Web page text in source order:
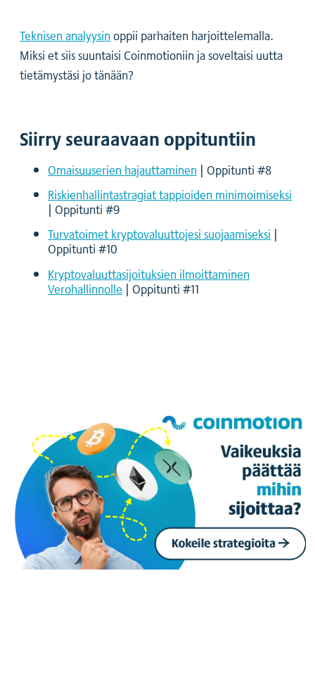
Teknisen analyysinoppii parhaiten harjoittelemalla.
Miksi et siis suuntaisi Coinmotioniin ja soveltaisi uutta
tietämystäsi jo tänään?
Siirry seuraavaan oppituntiin
Omaisuuserien hajauttaminen | Oppitunti #8
Riskienhallintastragiat tappioiden minimoimiseksi
| Oppitunti #9
Turvatoimet kryptovaluuttojesi suojaamiseksi |
Oppitunti #10
Kryptovaluuttasijoituksien ilmoittaminen
Verohallinnolle | Oppitunti #11